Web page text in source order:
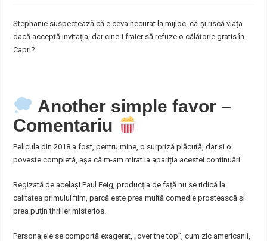
Stephanie suspectează că e ceva necurat la mijloc, că-și riscă viața
dacă acceptă invitația, dar cine-i fraier să refuze o călătorie gratis în
Capri?
Another simple favor –
Comentariu
Pelicula din 2018 a fost, pentru mine, o surpriză plăcută, dar și o
poveste completă, așa că m-am mirat la apariția acestei continuări.
Regizată de același Paul Feig, producția de față nu se ridică la
calitatea primului film, parcă este prea multă comedie prostească și
prea puțin thriller misterios.
Personajele se comportă exagerat, „over the top”, cum zic americanii,